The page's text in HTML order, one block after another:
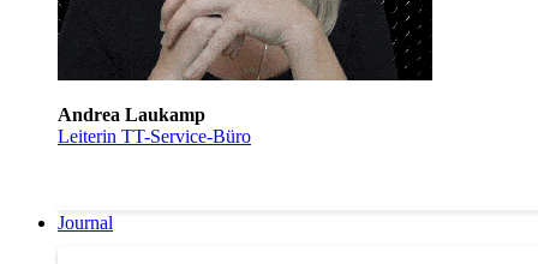
Andrea Laukamp
Leiterin TT-Service-Büro
Journal